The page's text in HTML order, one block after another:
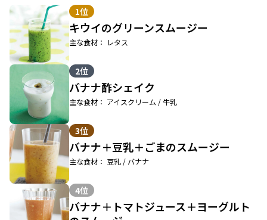
1位
キウイのグリーンスムージー
主な食材： レタス
2位
バナナ酢シェイク
主な食材： アイスクリーム / 牛乳
3位
バナナ＋豆乳＋ごまのスムージー
主な食材： 豆乳 / バナナ
4位
バナナ＋トマトジュース＋ヨーグルト